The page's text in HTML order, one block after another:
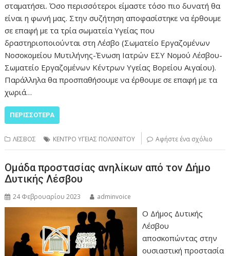
σταματήσει. Όσο περισσότεροι είμαστε τόσο πιο δυνατή θα
είναι η φωνή μας. Στην συζήτηση αποφασίστηκε να έρθουμε
σε επαφή με τα τρία σωματεία Υγείας που
δραστηριοποιούνται στη Λέσβο (Σωματείο Εργαζομένων
Νοσοκομείου Μυτιλήνης-Ένωση Ιατρών ΕΣΥ Νομού Λέσβου-
Σωματείο Εργαζομένων Κέντρων Υγείας Βορείου Αιγαίου).
Παράλληλα θα προσπαθήσουμε να έρθουμε σε επαφή με τα
χωριά…
ΠΕΡΙΣΣΌΤΕΡΑ
ΛΕΣΒΟΣ ΚΕΝΤΡΟ ΥΓΕΙΑΣ ΠΟΛΙΧΝΙΤΟΥ Αφήστε ένα σχόλιο
Ομάδα προστασίας ανηλίκων από τον Δήμο
Δυτικής Λέσβου
24 Φεβρουαρίου 2023 adminvoice
Ο Δήμος Δυτικής
Λέσβου
αποσκοπώντας στην
ουσιαστική προστασία